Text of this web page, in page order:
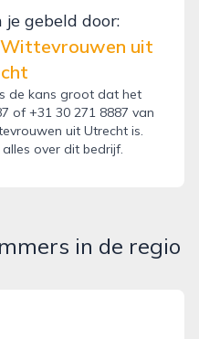
je gebeld door:
uit
de kans groot dat het
of +31 30 271 8887 van
uit Utrecht is.
over dit bedrijf.
in de regio